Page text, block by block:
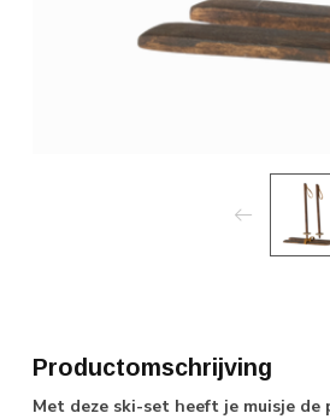
Productomschrijving
Met deze ski-set heeft je muisje